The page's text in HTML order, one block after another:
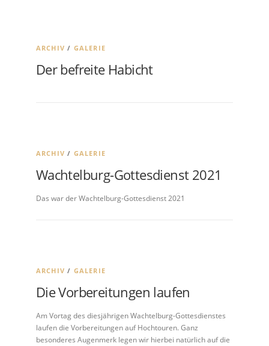
ARCHIV / GALERIE
Der befreite Habicht
ARCHIV / GALERIE
Wachtelburg-Gottesdienst 2021
Das war der Wachtelburg-Gottesdienst 2021
ARCHIV / GALERIE
Die Vorbereitungen laufen
Am Vortag des diesjährigen Wachtelburg-Gottesdienstes
laufen die Vorbereitungen auf Hochtouren. Ganz
besonderes Augenmerk legen wir hierbei natürlich auf die